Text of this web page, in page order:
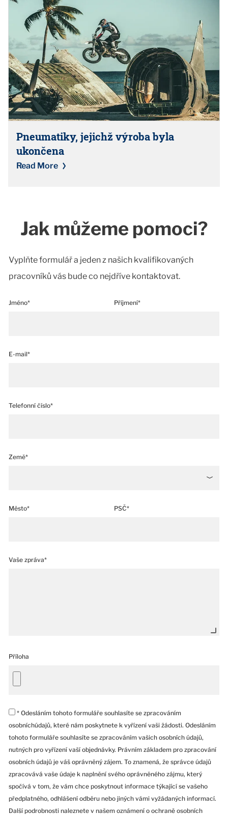
Pneumatiky, jejichž výroba byla
ukončena
Read More
Jak můžeme pomoci?
Vyplňte formulář a jeden z našich kvalifikovaných
pracovníků vás bude co nejdříve kontaktovat.
Jméno* Příjmení*
E-mail*
Telefonní číslo*
Země*
Město* PSČ*
Vaše zpráva*
Příloha
* Odesláním tohoto formuláře souhlasíte se zpracováním
osobníchúdajů, které nám poskytnete k vyřízení vaši žádosti. Odesláním
tohoto formuláře souhlasíte se zpracováním vašich osobních údajů,
nutných pro vyřízení vaší objednávky. Právním základem pro zpracování
osobních údajů je váš oprávněný zájem. To znamená, že správce údajů
zpracovává vaše údaje k naplnění svého oprávněného zájmu, který
spočívá v tom, že vám chce poskytnout informace týkající se vašeho
předplatného, odhlášení odběru nebo jiných vámi vyžádaných informací.
Další podrobnosti naleznete v našem oznámení o ochraně osobních